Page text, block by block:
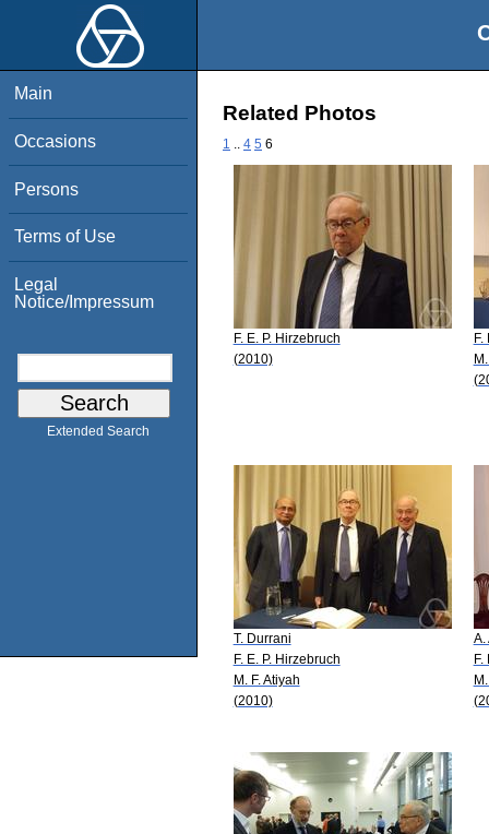
Main
Occasions
Persons
Terms of Use
Legal
Notice/Impressum
Extended Search
Related Photos
1 4 5 6
F. E. P. Hirzebruch
(2010)
F.
T. Durrani
F. E. P. Hirzebruch
M. F. Atiyah
(2010)
A.
F.